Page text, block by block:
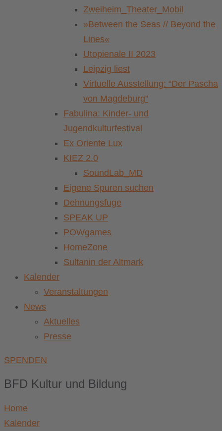
Zweiheim_Theater_Mobil
»Between the Seas // Beyond the
Lines«
Utopienale II 2023
Leipzig liest
Virtuelle Ausstellung: “Der Pascha
von Magdeburg”
Fabulina: Kinder- und
Jugendkulturfestival
Ex Oriente Lux
KIEZ 2.0
SoundLab_MD
Eigene Spuren suchen
Dehnungsfuge
SPEAK UP
POWgames
HomeZone
Sultanin der Altmark
Kalender
Veranstaltungen
News
Aktuelles
Presse
SPENDEN
BFD Kultur und Bildung
Home
Kalender